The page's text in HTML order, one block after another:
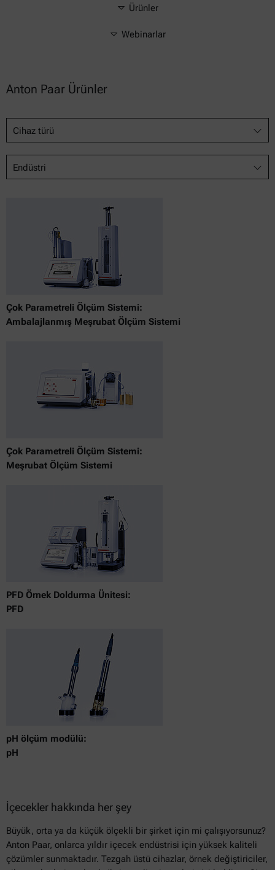
Ürünler
Webinarlar
Anton Paar Ürünler
Cihaz türü
Endüstri
Çok Parametreli Ölçüm Sistemi:
Ambalajlanmış Meşrubat Ölçüm Sistemi
Çok Parametreli Ölçüm Sistemi:
Meşrubat Ölçüm Sistemi
PFD Örnek Doldurma Ünitesi:
PFD
pH ölçüm modülü:
pH
İçecekler hakkında her şey
Büyük, orta ya da küçük ölçekli bir şirket için mi çalışıyorsunuz?
Anton Paar, onlarca yıldır içecek endüstrisi için yüksek kaliteli
çözümler sunmaktadır. Tezgah üstü cihazlar, örnek değiştiriciler,